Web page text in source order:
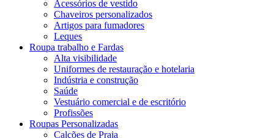
Acessórios de vestido
Chaveiros personalizados
Artigos para fumadores
Leques
Roupa trabalho e Fardas
Alta visibilidade
Uniformes de restauração e hotelaria
Indústria e construção
Saúde
Vestuário comercial e de escritório
Profissões
Roupas Personalizadas
Calções de Praia